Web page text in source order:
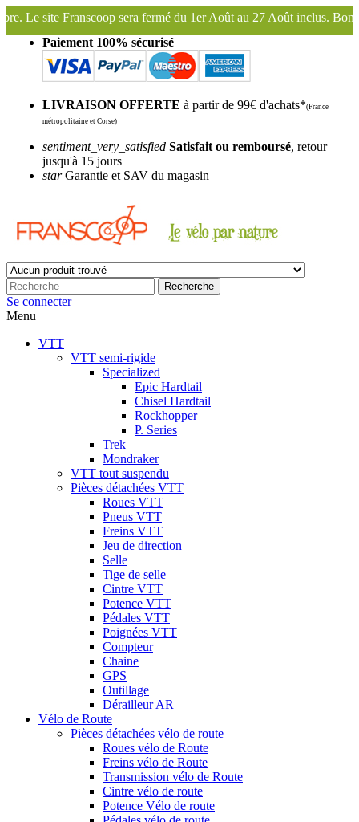
du 1er Août au 27 Août inclus. Bonnes vacances !
Paiement 100% sécurisé
LIVRAISON OFFERTE à partir de 99€ d'achats*(France
métropolitaine et Corse)
sentiment_very_satisfied Satisfait ou remboursé, retour
jusqu'à 15 jours
starGarantie et SAV du magasin
Recherche
Se connecter
Menu
VTT
VTT semi-rigide
Specialized
Epic Hardtail
Chisel Hardtail
Rockhopper
P. Series
Trek
Mondraker
VTT tout suspendu
Pièces détachées VTT
Roues VTT
Pneus VTT
Freins VTT
Jeu de direction
Selle
Tige de selle
Cintre VTT
Potence VTT
Pédales VTT
Poignées VTT
Compteur
Chaine
GPS
Outillage
Dérailleur AR
Vélo de Route
Pièces détachées vélo de route
Roues vélo de Route
Freins vélo de Route
Transmission vélo de Route
Cintre vélo de route
Potence Vélo de route